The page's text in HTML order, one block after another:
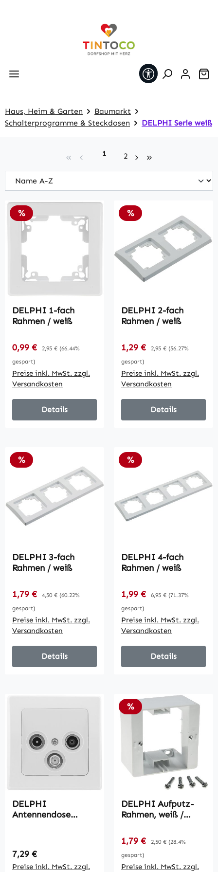
Werkzeugleiste
Haus, Heim & Garten
Baumarkt
Schalterprogramme & Steckdosen
DELPHI Serie weiß
Seite
1 Seite
2
Rabatt
%
DELPHI 1-fach
Rahmen / weiß
Verkaufspreis:
0,99 € Regulärer Preis:
2,95 € (66.44%
gespart)
Preise inkl. MwSt. zzgl.
Versandkosten
Details
Rabatt
%
DELPHI 2-fach
Rahmen / weiß
Verkaufspreis:
1,29 € Regulärer Preis:
2,95 € (56.27%
gespart)
Preise inkl. MwSt. zzgl.
Versandkosten
Details
Rabatt
%
DELPHI 3-fach
Rahmen / weiß
Verkaufspreis:
1,79 € Regulärer Preis:
4,50 € (60.22%
gespart)
Preise inkl. MwSt. zzgl.
Versandkosten
Details
Rabatt
%
DELPHI 4-fach
Rahmen / weiß
Verkaufspreis:
1,99 € Regulärer Preis:
6,95 € (71.37%
gespart)
Preise inkl. MwSt. zzgl.
Versandkosten
Details
DELPHI
Antennendose
Regulärer Preis:
7,29 €
Preise inkl. MwSt. zzgl.
Rabatt
%
DELPHI Aufputz-
Rahmen, weiß /
Montagebohrung
Verkaufspreis:
1,79 € Regulärer Preis:
2,50 € (28.4%
gespart)
Preise inkl. MwSt. zzgl.